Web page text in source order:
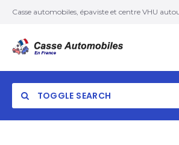
Casse automobiles, épaviste et centre VHU
TOGGLE SEARCH